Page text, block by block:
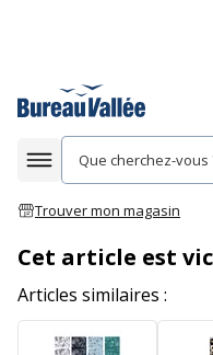
Afficher la navigation
Trouver mon magasin
Cet article est
Articles similaires :